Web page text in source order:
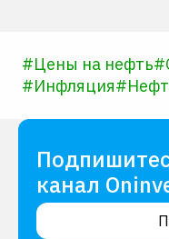
#Цены на нефть#
#Инфляция#
канал